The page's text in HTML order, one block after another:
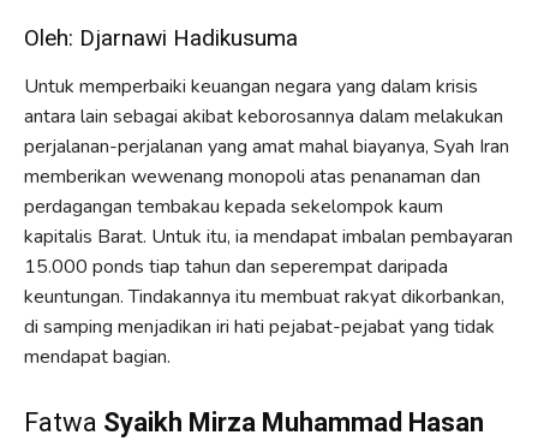
Oleh: Djarnawi Hadikusuma
Untuk memperbaiki keuangan negara yang dalam krisis
antara lain sebagai akibat keborosannya dalam melakukan
perjalanan-perjalanan yang amat mahal biayanya, Syah Iran
memberikan wewenang monopoli atas penanaman dan
perdagangan tembakau kepada sekelompok kaum
kapitalis Barat. Untuk itu, ia mendapat imbalan pembayaran
15.000 ponds tiap tahun dan seperempat daripada
keuntungan. Tindakannya itu membuat rakyat dikorbankan,
di samping menjadikan iri hati pejabat-pejabat yang tidak
mendapat bagian.
Fatwa Syaikh Mirza Muhammad Hasan